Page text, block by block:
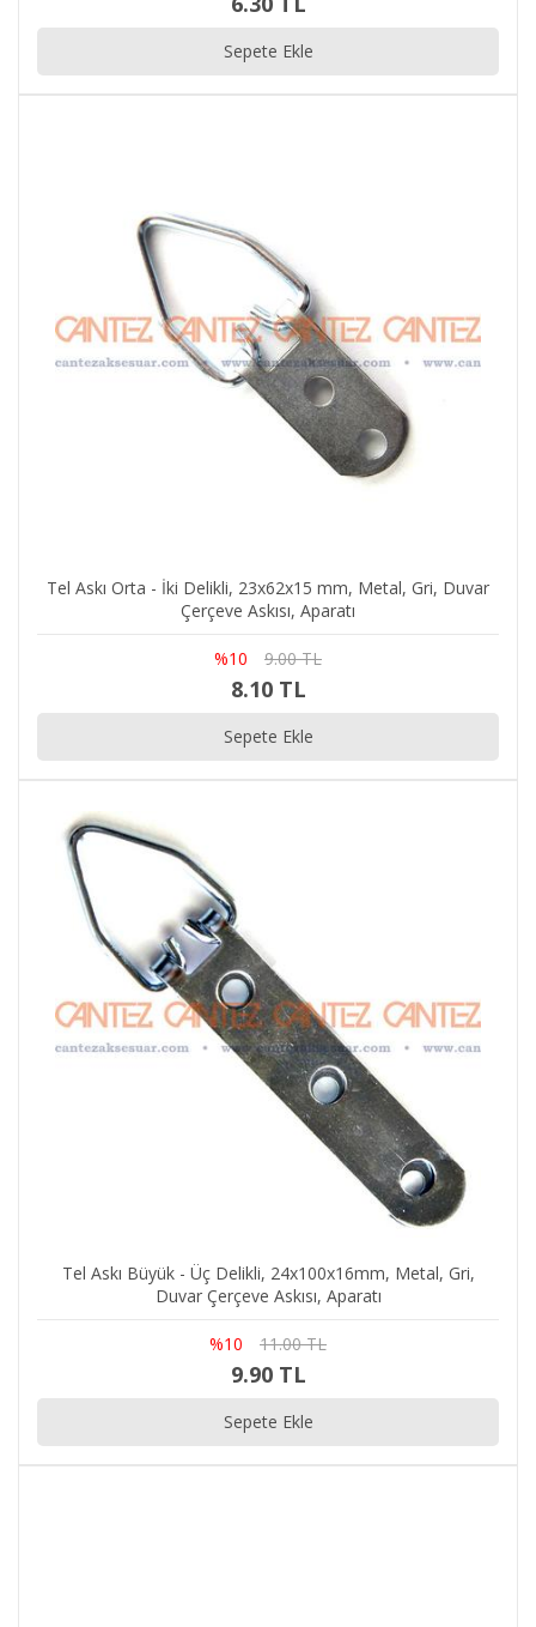
Sepete Ekle
Tel Askı Orta - İki Delikli, 23x62x15 mm, Metal, Gri, Duvar
Çerçeve Askısı, Aparatı
%10 9.00 TL
8.10 TL
Sepete Ekle
Tel Askı Büyük - Üç Delikli, 24x100x16mm, Metal, Gri,
Duvar Çerçeve Askısı, Aparatı
%10 11.00 TL
9.90 TL
Sepete Ekle